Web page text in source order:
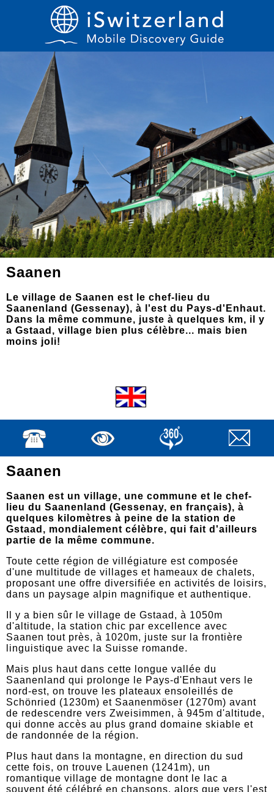
Saanen
Le village de Saanen est le chef-lieu du
Saanenland (Gessenay), à l'est du Pays-d'Enhaut.
Dans la même commune, juste à quelques km, il y
a Gstaad, village bien plus célèbre... mais bien
moins joli!
Saanen
Saanen est un village, une commune et le chef-
lieu du Saanenland (Gessenay, en français), à
quelques kilomètres à peine de la station de
Gstaad, mondialement célèbre, qui fait d'ailleurs
partie de la même commune.
Toute cette région de villégiature est composée
d'une multitude de villages et hameaux de chalets,
proposant une offre diversifiée en activités de loisirs,
dans un paysage alpin magnifique et authentique.
Il y a bien sûr le village de Gstaad, à 1050m
d'altitude, la station chic par excellence avec
Saanen tout près, à 1020m, juste sur la frontière
linguistique avec la Suisse romande.
Mais plus haut dans cette longue vallée du
Saanenland qui prolonge le Pays-d'Enhaut vers le
nord-est, on trouve les plateaux ensoleillés de
Schönried (1230m) et Saanenmöser (1270m) avant
de redescendre vers Zweisimmen, à 945m d'altitude,
qui donne accès au plus grand domaine skiable et
de randonnée de la région.
Plus haut dans la montagne, en direction du sud
cette fois, on trouve Lauenen (1241m), un
romantique village de montagne dont le lac a
souvent été célébré en chansons, alors que vers l'est